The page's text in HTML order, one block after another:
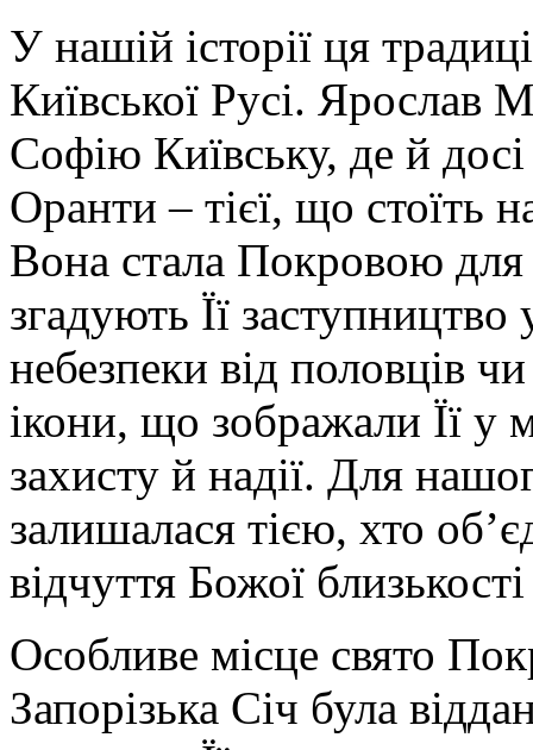
У нашій історії ця
Київської Русі. Ярослав
Софію Київську, де й
Оранти – тієї, що стоїть
Вона стала Покровою для
згадують Її
небезпеки від половців
ікони, що зображали Її у
захисту й надії. Для
залишалася тією, хто
відчуття Божої
Особливе місце свято
Запорізька Січ була